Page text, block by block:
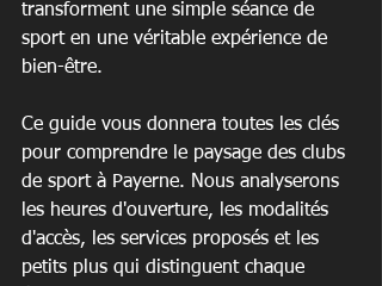
transforment une simple séance de
sport en une véritable expérience de
bien-être.
Ce guide vous donnera toutes les clés
pour comprendre le paysage des clubs
de sport à Payerne. Nous analyserons
les heures d'ouverture, les modalités
d'accès, les services proposés et les
petits plus qui distinguent chaque